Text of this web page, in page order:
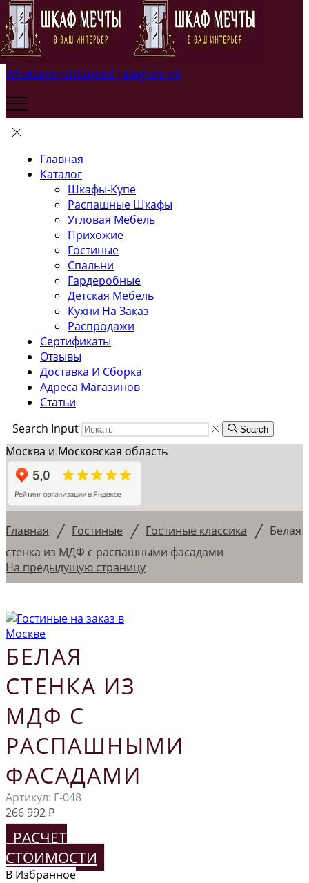
Whatsapp Untapped Telegram Vk
Главная
Каталог
Шкафы-Купе
Распашные Шкафы
Угловая Мебель
Прихожие
Гостиные
Спальни
Гардеробные
Детская Мебель
Кухни На Заказ
Распродажи
Сертификаты
Отзывы
Доставка И Сборка
Адреса Магазинов
Статьи
Search Input
Search
Москва и Московская область
Главная / Гостиные / Гостиные классика / Белая
стенка из МДФ с распашными фасадами
На предыдущую страницу
БЕЛАЯ
СТЕНКА ИЗ
МДФ С
РАСПАШНЫМИ
ФАСАДАМИ
Артикул: Г-048
266 992₽
РАСЧЕТ
СТОИМОСТИ
В Избранное